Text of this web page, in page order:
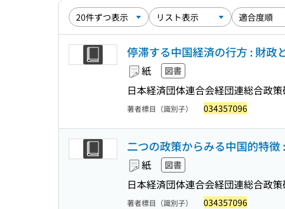
停滞する中国経済の行方 : 財政
紙 図書
日本経済団体連合会経団連総合政
著者標目（識別子） 034357096
二つの政策からみる中国的特
紙 図書
日本経済団体連合会経団連総合政
著者標目（識別子） 034357096